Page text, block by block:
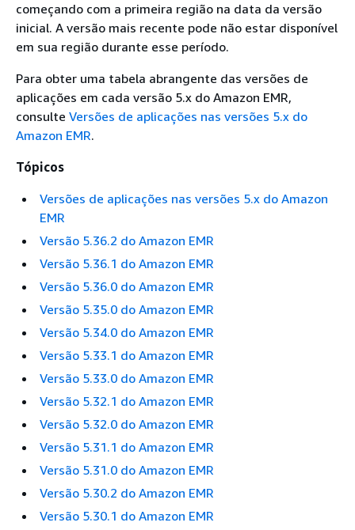
começando com a primeira região na data da versão
inicial. A versão mais recente pode não estar disponível
em sua região durante esse período.
Para obter uma tabela abrangente das versões de
aplicações em cada versão 5.x do Amazon EMR,
consulte Versões de aplicações nas versões 5.x do
Amazon EMR.
Tópicos
Versões de aplicações nas versões 5.x do Amazon
EMR
Versão 5.36.2 do Amazon EMR
Versão 5.36.1 do Amazon EMR
Versão 5.36.0 do Amazon EMR
Versão 5.35.0 do Amazon EMR
Versão 5.34.0 do Amazon EMR
Versão 5.33.1 do Amazon EMR
Versão 5.33.0 do Amazon EMR
Versão 5.32.1 do Amazon EMR
Versão 5.32.0 do Amazon EMR
Versão 5.31.1 do Amazon EMR
Versão 5.31.0 do Amazon EMR
Versão 5.30.2 do Amazon EMR
Versão 5.30.1 do Amazon EMR